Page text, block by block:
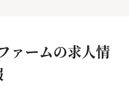
ァームの求人情